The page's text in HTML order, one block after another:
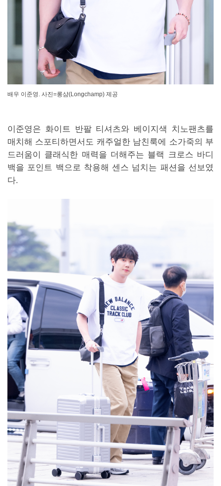
배우 이준영. 사진=롱샴(Longchamp) 제공
이준영은 화이트 반팔 티셔츠와 베이지색 치노팬츠를
매치해 스포티하면서도 캐주얼한 남친룩에 소가죽의 부
드러움이 클래식한 매력을 더해주는 블랙 크로스 바디
백을 포인트 백으로 착용해 센스 넘치는 패션을 선보였
다.